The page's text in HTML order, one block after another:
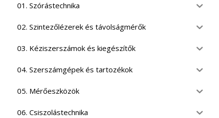
01. Szórástechnika
02. Szintezőlézerek és távolságmérők
03. Kéziszerszámok és kiegészítők
04. Szerszámgépek és tartozékok
05. Mérőeszközök
06. Csiszolástechnika